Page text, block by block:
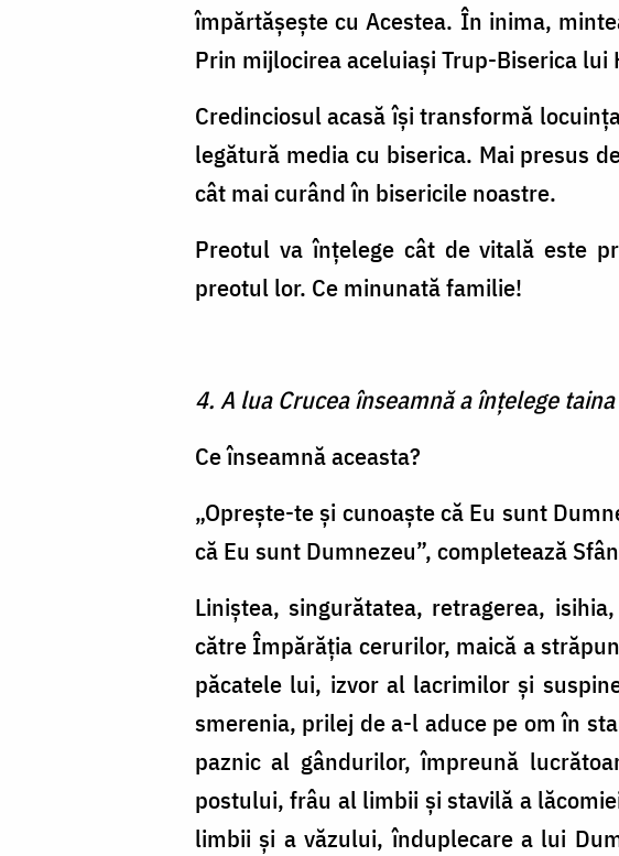
împărtăşeşte cu Acestea. În inima,
Prin mijlocirea aceluiaşi Trup-Biserica
Credinciosul acasă îşi transformă
legătură media cu biserica. Mai presus
cât mai curând în bisericile noastre.
Preotul va înţelege cât de vitală este
preotul lor. Ce minunată familie!
4. A lua Crucea înseamnă a înţelege
Ce înseamnă aceasta?
„Opreşte-te şi cunoaşte că Eu sunt
că Eu sunt Dumnezeu”, completează
Liniştea, singurătatea, retragerea,
către Împărăţia cerurilor, maică a
păcatele lui, izvor al lacrimilor şi
smerenia, prilej de a-l aduce pe om în
paznic al gândurilor, împreună
postului, frâu al limbii şi stavilă a
limbii şi a văzului, înduplecare a lui